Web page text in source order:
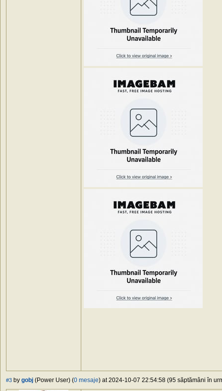
#3 by gobj (Power User) (0 mesaje) at 2024-10-07 22:54:58 (95 săptămâni în